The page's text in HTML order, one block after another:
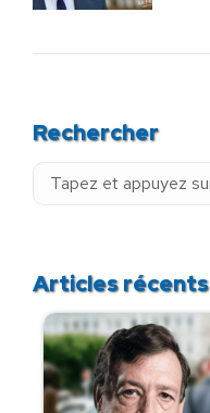
Rechercher
Recherche
Articles récents